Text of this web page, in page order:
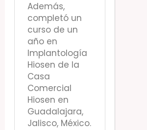
Además,
completó un
curso de un
año en
Implantología
Hiosen de la
Casa
Comercial
Hiosen en
Guadalajara,
Jalisco, México.